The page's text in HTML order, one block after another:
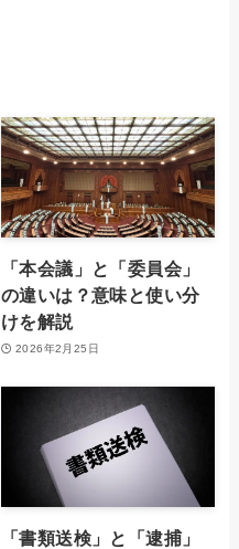
「本会議」と「委員会」
の違いは？意味と使い分
けを解説
2026年2月25日
「書類送検」と「逮捕」